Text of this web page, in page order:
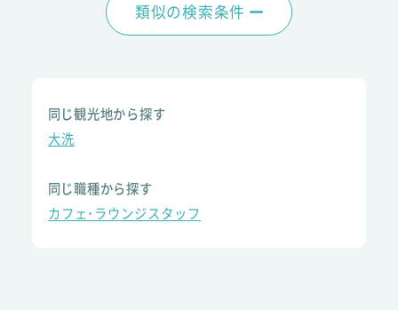
類似の検索条件
同じ観光地から探す
大洗
同じ職種から探す
カフェ･ラウンジスタッフ